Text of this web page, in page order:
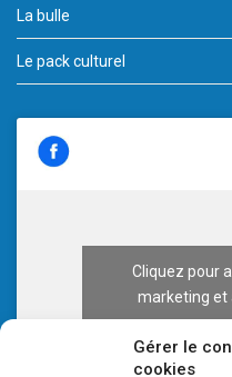
Gérer le
cookies
La bulle
Le pack culturel
Cliquez pour
marketing et